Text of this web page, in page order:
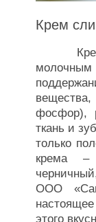
Крем
Крем
фосфор),
ткань и
только
крема –
ООО
этого